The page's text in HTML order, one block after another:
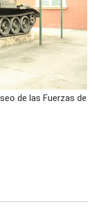
de las Fuerzas de